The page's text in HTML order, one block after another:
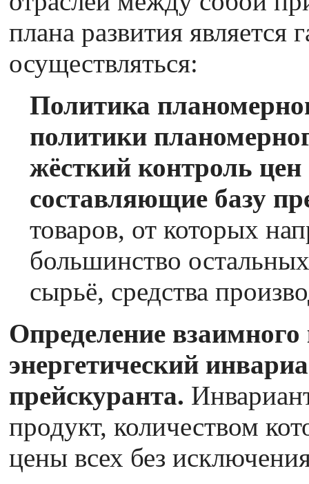
плана развития является
осуществляться:
Политика
политики
жёсткий контроль
составляющие базу
товаров, от которых
большинство
сырьё, средства
Определение
энергетический
прейскуранта.
продукт, количеством
цены всех без